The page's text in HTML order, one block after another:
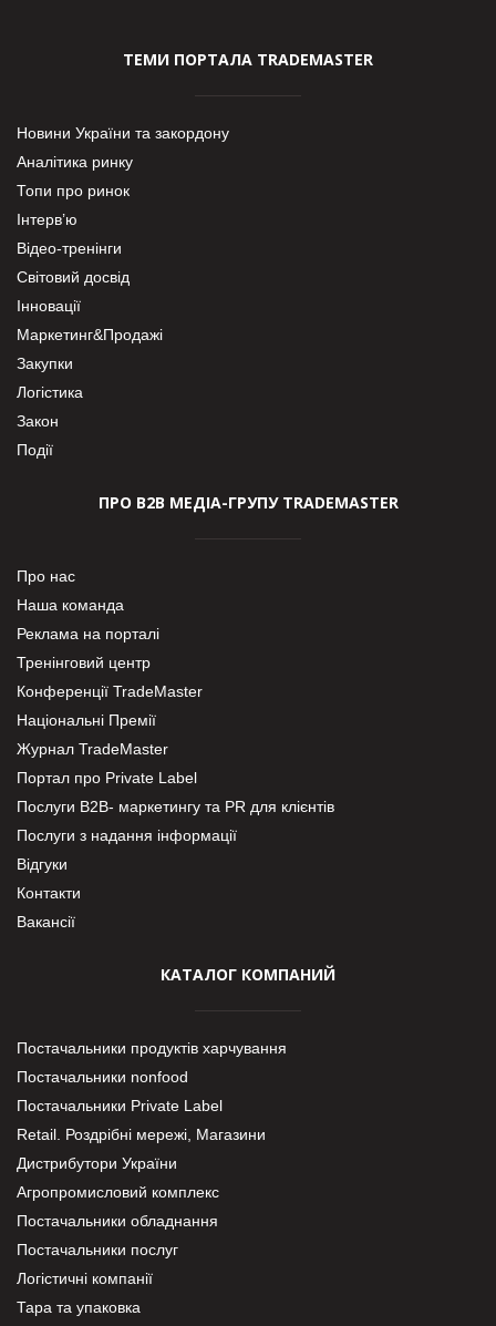
ТЕМИ ПОРТАЛА TRADEMASTER
Новини України та закордону
Аналітика ринку
Топи про ринок
Інтерв’ю
Відео-тренінги
Світовий досвід
Інновації
Маркетинг&Продажі
Закупки
Логістика
Закон
Події
ПРО В2В МЕДІА-ГРУПУ TRADEMASTER
Про нас
Наша команда
Реклама на порталі
Тренінговий центр
Конференції TradeMaster
Національні Премії
Журнал TradeMaster
Портал про Private Label
Послуги В2В- маркетингу та PR для клієнтів
Послуги з надання інформації
Відгуки
Контакти
Вакансії
КАТАЛОГ КОМПАНИЙ
Постачальники продуктів харчування
Постачальники nonfood
Постачальники Private Label
Retail. Роздрібні мережі, Магазини
Дистрибутори України
Агропромисловий комплекс
Постачальники обладнання
Постачальники послуг
Логістичні компанії
Тара та упаковка